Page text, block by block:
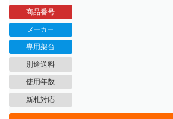
商品番号
メーカー
専用架台
別途送料
使用年数
新札対応